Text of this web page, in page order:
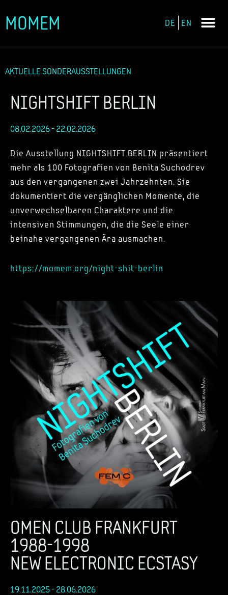
Zum
MOMEM DE EN
AKTUELLE SONDERAUSSTELLUNGEN
NIGHTSHIFT BERLIN
08.02.2026 - 22.02.2026
Die Ausstellung NIGHTSHIFT BERLIN präsentiert
mehr als 100 Fotografien von Benita Suchodrev
aus den vergangenen zwei Jahrzehnten. Sie
dokumentiert die vergänglichen Momente, die
unverwechselbaren Charaktere und die
intensiven Stimmungen, die die Seele einer
beinahe vergangenen Ära ausmachen.
https://momem.org/night-shit-berlin
OMEN CLUB FRANKFURT
1988-1998
NEW ELECTRONIC ECSTASY
19.11.2025 - 28.06.2026